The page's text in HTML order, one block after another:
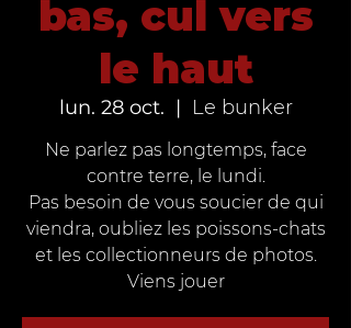
bas, cul vers
le haut
lun. 28 oct.
  |
Le bunker
Ne parlez pas longtemps, face
contre terre, le lundi.
Pas besoin de vous soucier de qui
viendra, oubliez les poissons-chats
et les collectionneurs de photos.
Viens jouer